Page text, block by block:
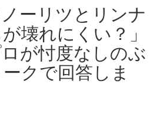
ノーリツとリンナ
壊れにくい？」
が忖度なしのぶ
クで回答しま